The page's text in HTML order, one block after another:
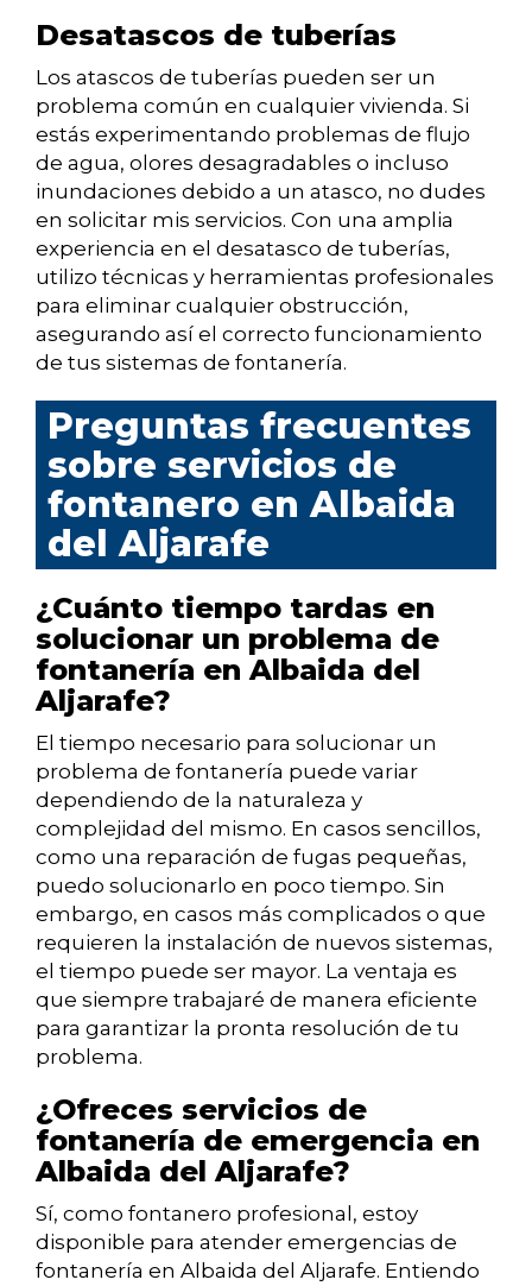
Desatascos de tuberías
Los atascos de tuberías pueden ser un
problema común en cualquier vivienda. Si
estás experimentando problemas de flujo
de agua, olores desagradables o incluso
inundaciones debido a un atasco, no dudes
en solicitar mis servicios. Con una amplia
experiencia en el desatasco de tuberías,
utilizo técnicas y herramientas profesionales
para eliminar cualquier obstrucción,
asegurando así el correcto funcionamiento
de tus sistemas de fontanería.
Preguntas frecuentes
sobre servicios de
fontanero en Albaida
del Aljarafe
¿Cuánto tiempo tardas en
solucionar un problema de
fontanería en Albaida del
Aljarafe?
El tiempo necesario para solucionar un
problema de fontanería puede variar
dependiendo de la naturaleza y
complejidad del mismo. En casos sencillos,
como una reparación de fugas pequeñas,
puedo solucionarlo en poco tiempo. Sin
embargo, en casos más complicados o que
requieren la instalación de nuevos sistemas,
el tiempo puede ser mayor. La ventaja es
que siempre trabajaré de manera eficiente
para garantizar la pronta resolución de tu
problema.
¿Ofreces servicios de
fontanería de emergencia en
Albaida del Aljarafe?
Sí, como fontanero profesional, estoy
disponible para atender emergencias de
fontanería en Albaida del Aljarafe. Entiendo